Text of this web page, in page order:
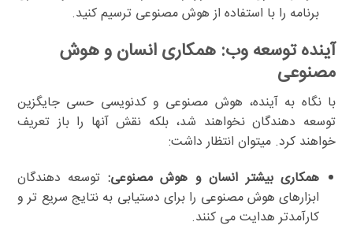
برنامه را با استفاده از هوش مصنوعی ترسیم کنید.
آینده توسعه وب: همکاری انسان و هوش
مصنوعی
با نگاه به آینده، هوش مصنوعی و کدنویسی حسی جایگزین
توسعه دهندگان نخواهند شد، بلکه نقش آنها را باز تعریف
خواهند کرد. میتوان انتظار داشت:
همکاری بیشتر انسان و هوش مصنوعی: توسعه دهندگان
ابزارهای هوش مصنوعی را برای دستیابی به نتایج سریع تر و
کارآمدتر هدایت می کنند.